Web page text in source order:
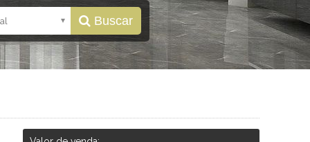
Buscar